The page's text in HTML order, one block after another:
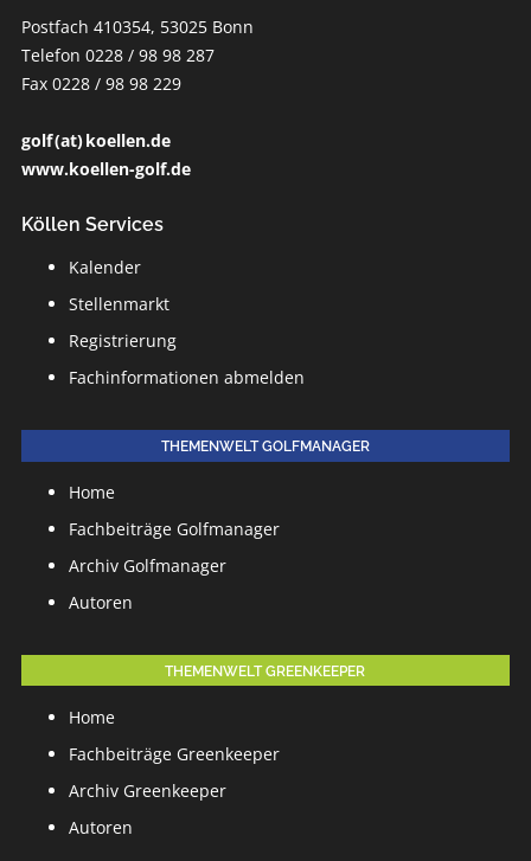
Postfach 410354, 53025 Bonn
Telefon 0228 / 98 98 287
Fax 0228 / 98 98 229
golf (at) koellen.de
www.koellen-golf.de
Köllen Services
Kalender
Stellenmarkt
Registrierung
Fachinformationen abmelden
THEMENWELT GOLFMANAGER
Home
Fachbeiträge Golfmanager
Archiv Golfmanager
Autoren
THEMENWELT GREENKEEPER
Home
Fachbeiträge Greenkeeper
Archiv Greenkeeper
Autoren